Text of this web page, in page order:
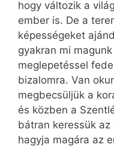
hogy változik a
ember is. De a
képességeket
gyakran mi
meglepetéssel
bizalomra. Van
megbecsüljük a
és közben a
bátran keressük
hagyja magára az